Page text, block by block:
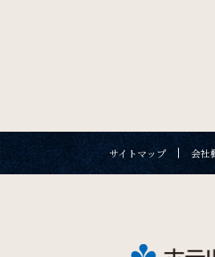
サイトマップ 会社